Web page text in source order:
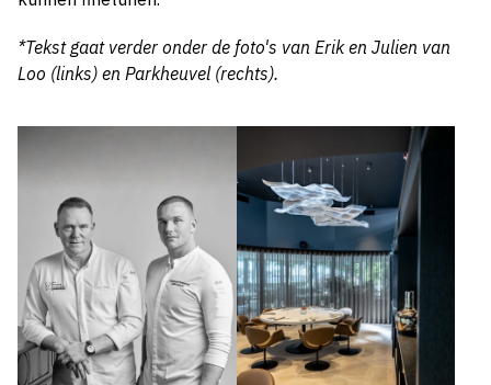
*Tekst gaat verder onder de foto's van Erik en Julien van
Loo (links) en Parkheuvel (rechts).